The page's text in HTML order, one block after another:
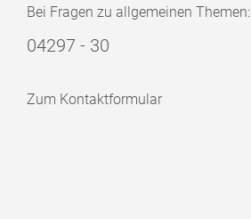
Bei Fragen zu allgemeinen Themen:
04297 - 30
Zum Kontaktformular